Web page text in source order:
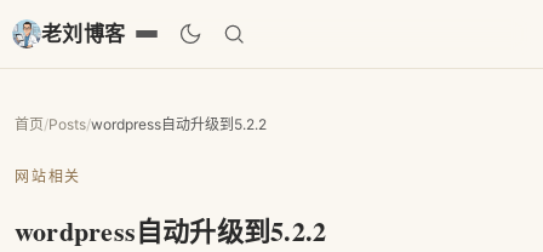
老刘博客
首页/Posts/wordpress自动升级到5.2.2
网站相关
wordpress自动升级到5.2.2